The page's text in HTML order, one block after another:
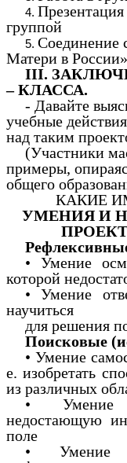
группой
Соединение
Матери в России»
III.
– КЛАССА.
- Давайте
учебные
над таким
(Участники
примеры,
общего
КАКИЕ
УМЕНИЯ И
• Умение
которой
• Умение
научиться
для решения
Поисковые
• Умение
е. изобретать
из различных
• Умение
недостающую
поле
• Умение